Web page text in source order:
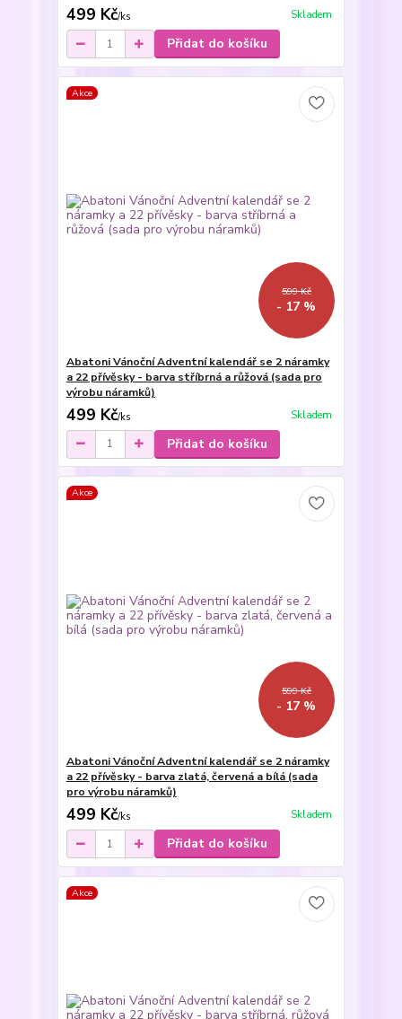
499 Kč/ks Skladem
Přidat do košíku
Akce
599 Kč
- 17 %
Abatoni Vánoční Adventní kalendář se 2 náramky
a 22 přívěsky - barva stříbrná a růžová (sada pro
výrobu náramků)
499 Kč/ks Skladem
Přidat do košíku
Akce
599 Kč
- 17 %
Abatoni Vánoční Adventní kalendář se 2 náramky
a 22 přívěsky - barva zlatá, červená a bílá (sada
pro výrobu náramků)
499 Kč/ks Skladem
Přidat do košíku
Akce